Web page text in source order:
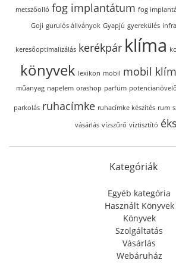
metszőolló fog implantátum fog
Goji gurulós állványok Gyapjú gyerekülés
keresőoptimalizálás kerékpár klíma
könyvek lexikon mobil mobil
műanyag napelem orashop parfüm
parkolás ruhacímke ruhacímke készítés rum
vásárlás vízszűrő víztisztító
Kategóriák
Egyéb kategória
Használt Könyvek
Könyvek
Szolgáltatás
Vásárlás
Webáruház